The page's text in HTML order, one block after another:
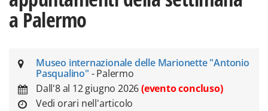
a Palermo
Museo internazionale delle Marionette "Antonio
Pasqualino" - Palermo
Dall'8 al 12 giugno 2026(evento concluso)
Vedi orari nell'articolo